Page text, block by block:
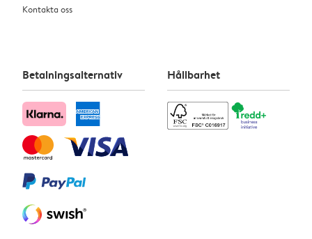
Kontakta oss
Betalningsalternativ Hållbarhet